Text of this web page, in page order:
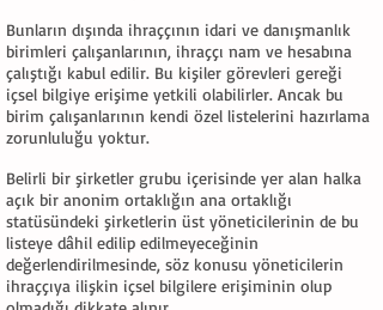
Bunların dışında ihraççının idari ve danışmanlık
birimleri çalışanlarının, ihraççı nam ve hesabına
çalıştığı kabul edilir. Bu kişiler görevleri gereği
içsel bilgiye erişime yetkili olabilirler. Ancak bu
birim çalışanlarının kendi özel listelerini hazırlama
zorunluluğu yoktur.
Belirli bir şirketler grubu içerisinde yer alan halka
açık bir anonim ortaklığın ana ortaklığı
statüsündeki şirketlerin üst yöneticilerinin de bu
listeye dâhil edilip edilmeyeceğinin
değerlendirilmesinde, söz konusu yöneticilerin
ihraççıya ilişkin içsel bilgilere erişiminin olup